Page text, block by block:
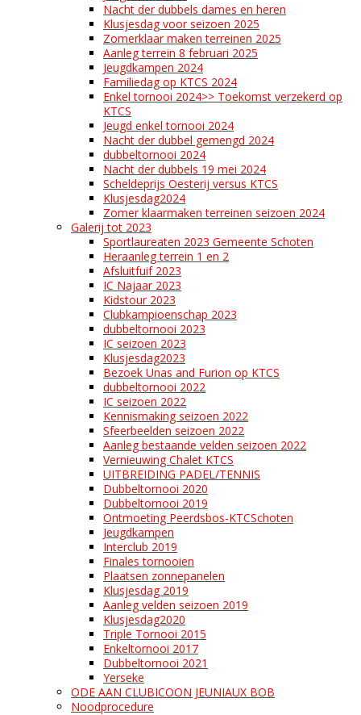
Nacht der dubbels dames en heren
Klusjesdag voor seizoen 2025
Zomerklaar maken terreinen 2025
Aanleg terrein 8 februari 2025
Jeugdkampen 2024
Familiedag op KTCS 2024
Enkel tornooi 2024>> Toekomst verzekerd op
KTCS
Jeugd enkel tornooi 2024
Nacht der dubbel gemengd 2024
dubbeltornooi 2024
Nacht der dubbels 19 mei 2024
Scheldeprijs Oesterij versus KTCS
Klusjesdag2024
Zomer klaarmaken terreinen seizoen 2024
Galerij tot 2023
Sportlaureaten 2023 Gemeente Schoten
Heraanleg terrein 1 en 2
Afsluitfuif 2023
IC Najaar 2023
Kidstour 2023
Clubkampioenschap 2023
dubbeltornooi 2023
IC seizoen 2023
Klusjesdag2023
Bezoek Unas and Furion op KTCS
dubbeltornooi 2022
IC seizoen 2022
Kennismaking seizoen 2022
Sfeerbeelden seizoen 2022
Aanleg bestaande velden seizoen 2022
Vernieuwing Chalet KTCS
UITBREIDING PADEL/TENNIS
Dubbeltornooi 2020
Dubbeltornooi 2019
Ontmoeting Peerdsbos-KTCSchoten
Jeugdkampen
Interclub 2019
Finales tornooien
Plaatsen zonnepanelen
Klusjesdag 2019
Aanleg velden seizoen 2019
Klusjesdag2020
Triple Tornooi 2015
Enkeltornooi 2017
Dubbeltornooi 2021
Yerseke
ODE AAN CLUBICOON JEUNIAUX BOB
Noodprocedure